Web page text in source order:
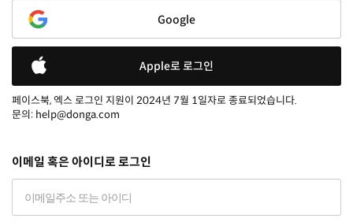
Google
Apple로 로그인
페이스북, 엑스 로그인 지원이 2024년 7월 1일자로 종료되었습니다.
문의: help@donga.com
이메일 혹은 아이디로 로그인